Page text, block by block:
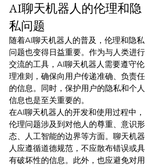
AI聊天机器人的伦理和隐
私问题
随着AI聊天机器人的普及，伦理和隐私
问题也变得日益重要。作为与人类进行
交流的工具，AI聊天机器人需要遵守伦
理准则，确保向用户传递准确、负责任
的信息。同时，保护用户的隐私和个人
信息也是至关重要的。
在AI聊天机器人的开发和使用过程中，
伦理问题涉及到对他人的尊重、意识形
态、人工智能的边界等方面。聊天机器
人应遵循道德规范，不应散布错误或具
有破坏性的信息。此外，也应避免对用